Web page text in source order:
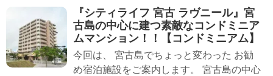
『シティライフ 宮古 ラヴニール』宮
古島の中心に建つ素敵なコンドミニア
ムマンション！！【コンドミニアム】
今回は、 宮古島でちょっと変わった お勧
め宿泊施設をご案内します。 宮古島の中心